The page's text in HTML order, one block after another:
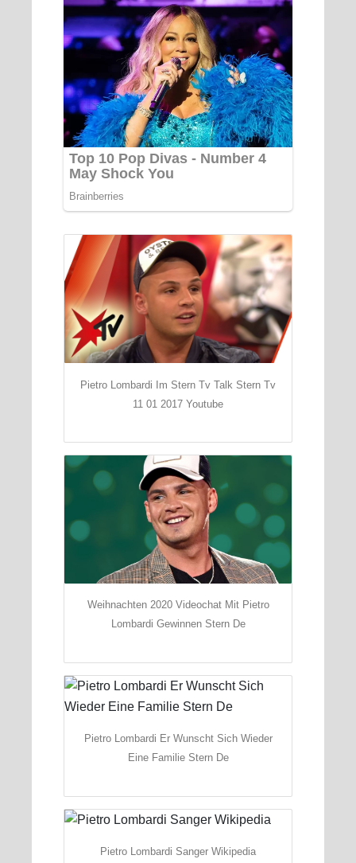
Pietro Lombardi Im Stern Tv Talk Stern Tv
11 01 2017 Youtube
Weihnachten 2020 Videochat Mit Pietro
Lombardi Gewinnen Stern De
Pietro Lombardi Er Wunscht Sich Wieder
Eine Familie Stern De
Pietro Lombardi Sanger Wikipedia